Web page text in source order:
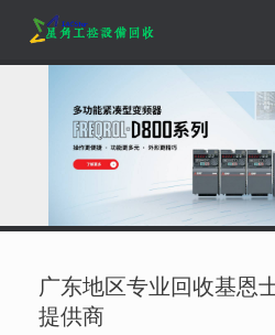
content
广东地区专业回收基恩
提供商